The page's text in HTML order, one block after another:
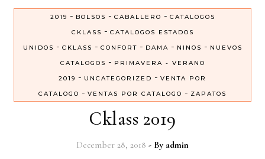
2019 - BOLSOS - CABALLERO - CATALOGOS
CKLASS - CATALOGOS ESTADOS
UNIDOS - CKLASS - CONFORT - DAMA - NINOS - NUEVOS
CATALOGOS - PRIMAVERA - VERANO
2019 - UNCATEGORIZED - VENTA POR
CATALOGO - VENTAS POR CATALOGO - ZAPATOS
Cklass 2019
December 28, 2018 - By admin